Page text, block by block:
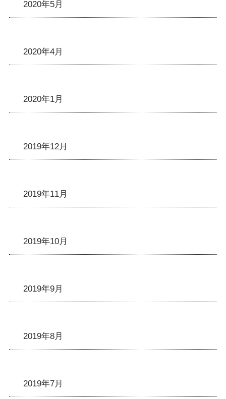
2020年5月
2020年4月
2020年1月
2019年12月
2019年11月
2019年10月
2019年9月
2019年8月
2019年7月